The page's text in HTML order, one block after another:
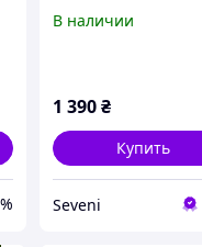
натуральная кожа
В наличии
1 390₴
Купить
Seveni